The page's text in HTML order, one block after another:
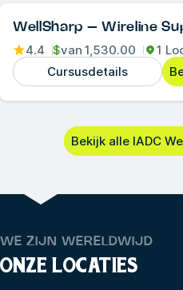
WellSharp – Wireline
4.4 $van 1,530.00
1
Cursusdetails
Bekijk alle IADC
WE ZIJN WERELDWIJD
ONZE LOCATIES